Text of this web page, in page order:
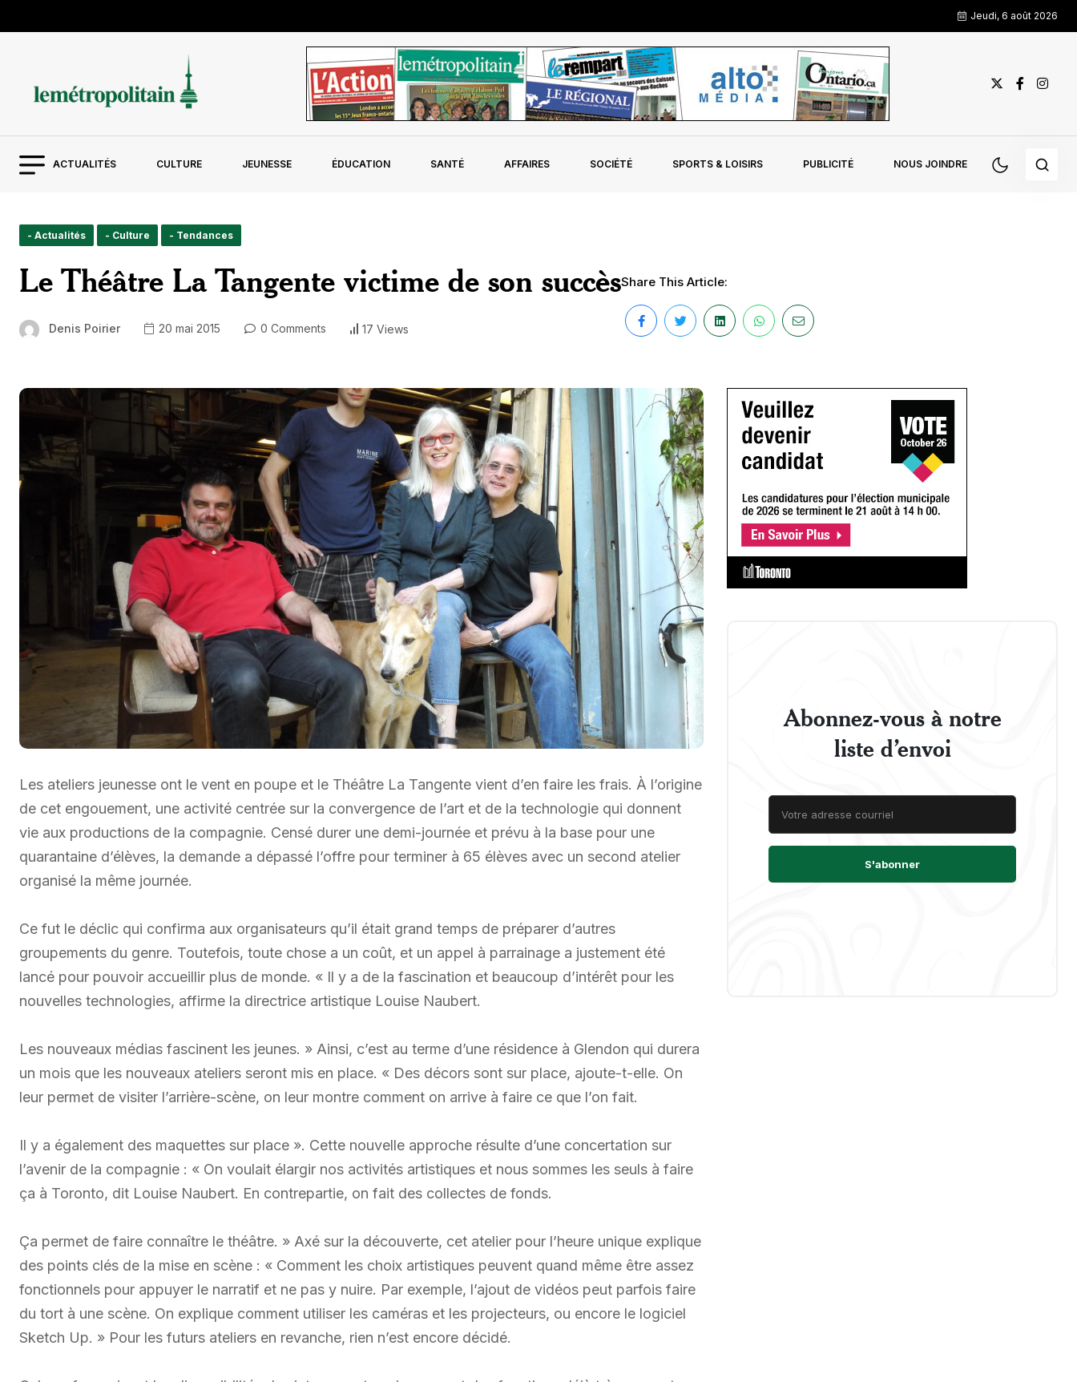
Jeudi, 6 août 2026
ACTUALITÉS CULTURE JEUNESSE ÉDUCATION SANTÉ AFFAIRES SOCIÉTÉ SPORTS & LOISIRS PUBLICITÉ NOUS JOINDRE
- Actualités - Culture - Tendances
Le Théâtre La Tangente victime de son succès
Denis Poirier 20 mai 2015 0 Comments 17 Views
Share This Article:
Les ateliers jeunesse ont le vent en poupe et le Théâtre La Tangente vient d’en faire les frais. À l’origine
de cet engouement, une activité centrée sur la convergence de l’art et de la technologie qui donnent
vie aux productions de la compagnie. Censé durer une demi-journée et prévu à la base pour une
quarantaine d’élèves, la demande a dépassé l’offre pour terminer à 65 élèves avec un second atelier
organisé la même journée.
Ce fut le déclic qui confirma aux organisateurs qu’il était grand temps de préparer d’autres
groupements du genre. Toutefois, toute chose a un coût, et un appel à parrainage a justement été
lancé pour pouvoir accueillir plus de monde. « Il y a de la fascination et beaucoup d’intérêt pour les
nouvelles technologies, affirme la directrice artistique Louise Naubert.
Les nouveaux médias fascinent les jeunes. » Ainsi, c’est au terme d’une résidence à Glendon qui durera
un mois que les nouveaux ateliers seront mis en place. « Des décors sont sur place, ajoute-t-elle. On
leur permet de visiter l’arrière-scène, on leur montre comment on arrive à faire ce que l’on fait.
Il y a également des maquettes sur place ». Cette nouvelle approche résulte d’une concertation sur
l’avenir de la compagnie : « On voulait élargir nos activités artistiques et nous sommes les seuls à faire
ça à Toronto, dit Louise Naubert. En contrepartie, on fait des collectes de fonds.
Ça permet de faire connaître le théâtre. » Axé sur la découverte, cet atelier pour l’heure unique explique
des points clés de la mise en scène : « Comment les choix artistiques peuvent quand même être assez
fonctionnels pour appuyer le narratif et ne pas y nuire. Par exemple, l’ajout de vidéos peut parfois faire
du tort à une scène. On explique comment utiliser les caméras et les projecteurs, ou encore le logiciel
Sketch Up. » Pour les futurs ateliers en revanche, rien n’est encore décidé.
Abonnez-vous à notre
liste d’envoi